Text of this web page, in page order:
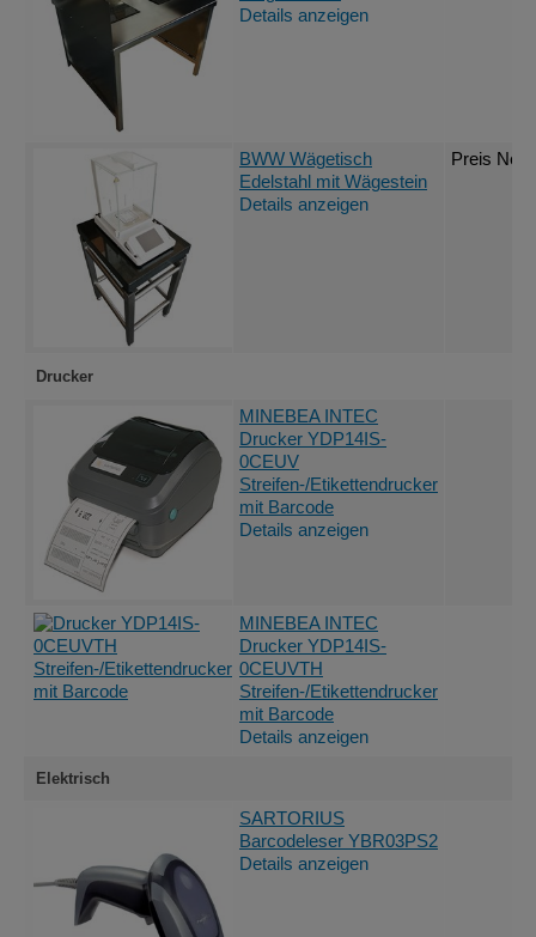
Details anzeigen
BWW Wägetisch
Edelstahl mit Wägestein
Details anzeigen
Preis
Drucker
MINEBEA INTEC
Drucker YDP14IS-
0CEUV
Streifen-/Etikettendrucker
mit Barcode
Details anzeigen
MINEBEA INTEC
Drucker YDP14IS-
0CEUVTH
Streifen-/Etikettendrucker
mit Barcode
Details anzeigen
Elektrisch
SARTORIUS
Barcodeleser YBR03PS2
Details anzeigen